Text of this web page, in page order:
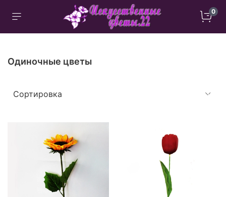
0
Одиночные цветы